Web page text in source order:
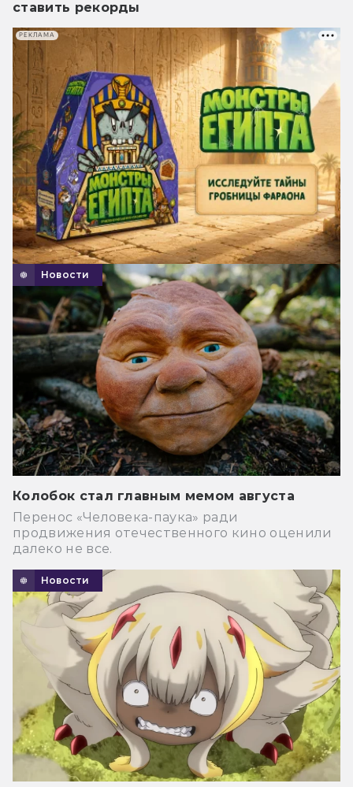
ставить рекорды
Новости
Колобок стал главным мемом августа
Перенос «Человека-паука» ради
продвижения отечественного кино оценили
далеко не все.
Новости
РЕКЛАМА